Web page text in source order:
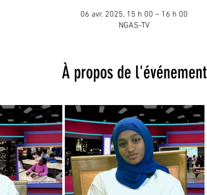
06 avr. 2025, 15 h 00 – 16 h 00
NGAS-TV
À propos de l'événement